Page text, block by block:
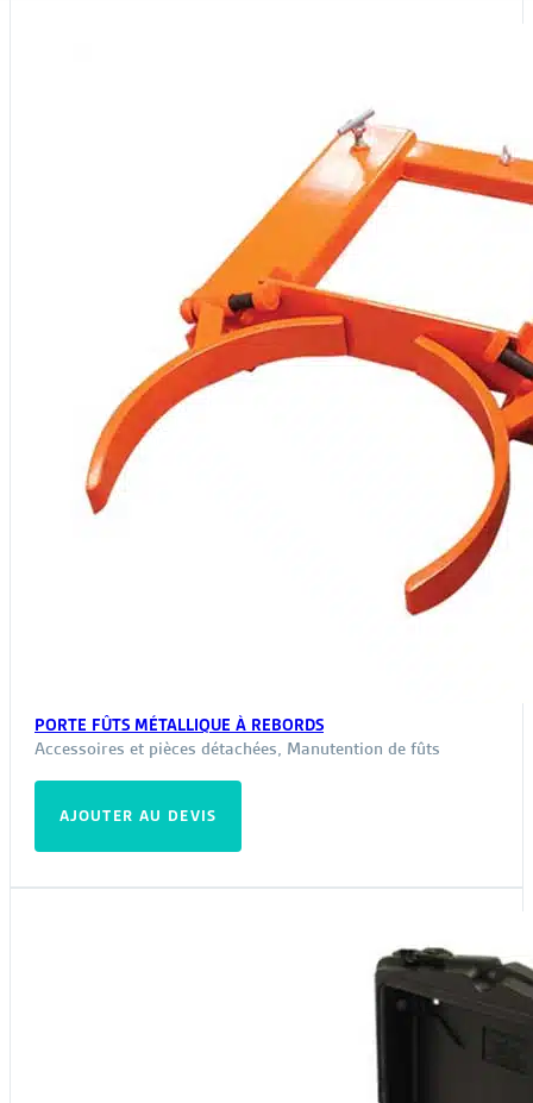
PORTE FÛTS MÉTALLIQUE À REBORDS
Accessoires et pièces détachées, Manutention de fûts
AJOUTER AU DEVIS